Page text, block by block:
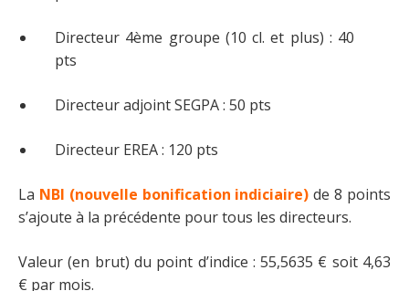
Directeur 4ème groupe (10 cl. et plus) : 40
pts
Directeur adjoint SEGPA : 50 pts
Directeur EREA : 120 pts
La NBI (nouvelle bonification indiciaire) de 8 points
s’ajoute à la précédente pour tous les directeurs.
Valeur (en brut) du point d’indice : 55,5635 € soit 4,63
€ par mois.